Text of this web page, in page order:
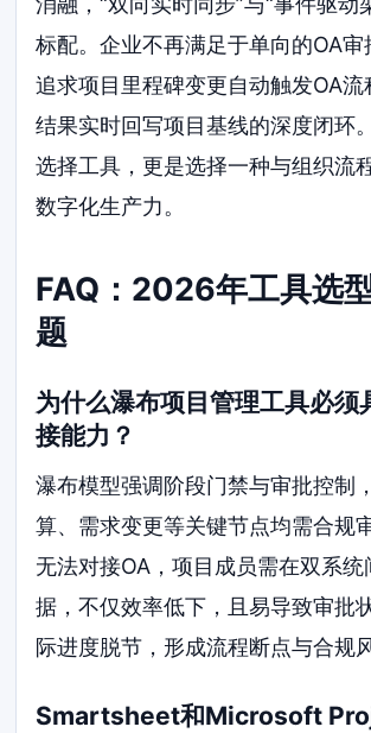
标配。企业不再满足于单向的OA审
追求项目里程碑变更自动触发OA流
结果实时回写项目基线的深度闭环
选择工具，更是选择一种与组织流
数字化生产力。
FAQ：2026年工具选
题
为什么瀑布项目管理工具必须
接能力？
瀑布模型强调阶段门禁与审批控制
算、需求变更等关键节点均需合规
无法对接OA，项目成员需在双系统
据，不仅效率低下，且易导致审批
际进度脱节，形成流程断点与合规
Smartsheet和Microsoft